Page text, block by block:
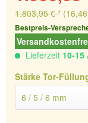
1.803,95 € *
Bestpreis-
Lieferzeit 10-15
Stärke Tor-